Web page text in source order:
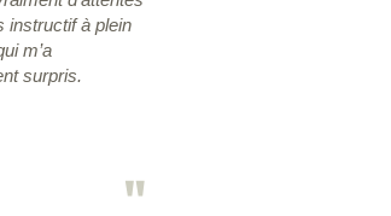
instructif à plein
m’a
surpris.